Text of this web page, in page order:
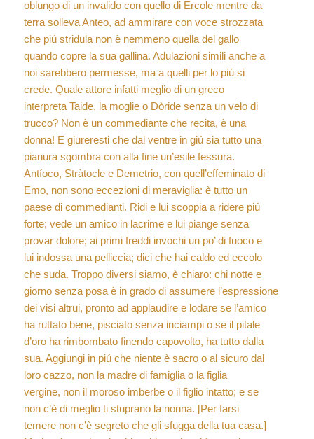
oblungo di un invalido con quello di Ercole mentre da
terra solleva Anteo, ad ammirare con voce strozzata
che piú stridula non è nemmeno quella del gallo
quando copre la sua gallina. Adulazioni simili anche a
noi sarebbero permesse, ma a quelli per lo piú si
crede. Quale attore infatti meglio di un greco
interpreta Taide, la moglie o Dòride senza un velo di
trucco? Non è un commediante che recita, è una
donna! E giureresti che dal ventre in giú sia tutto una
pianura sgombra con alla fine un’esile fessura.
Antíoco, Stràtocle e Demetrio, con quell’effeminato di
Emo, non sono eccezioni di meraviglia: è tutto un
paese di commedianti. Ridi e lui scoppia a ridere piú
forte; vede un amico in lacrime e lui piange senza
provar dolore; ai primi freddi invochi un po’ di fuoco e
lui indossa una pelliccia; dici che hai caldo ed eccolo
che suda. Troppo diversi siamo, è chiaro: chi notte e
giorno senza posa è in grado di assumere l’espressione
dei visi altrui, pronto ad applaudire e lodare se l’amico
ha ruttato bene, pisciato senza inciampi o se il pitale
d’oro ha rimbombato finendo capovolto, ha tutto dalla
sua. Aggiungi in piú che niente è sacro o al sicuro dal
loro cazzo, non la madre di famiglia o la figlia
vergine, non il moroso imberbe o il figlio intatto; e se
non c’è di meglio ti stuprano la nonna. [Per farsi
temere non c’è segreto che gli sfugga della tua casa.]